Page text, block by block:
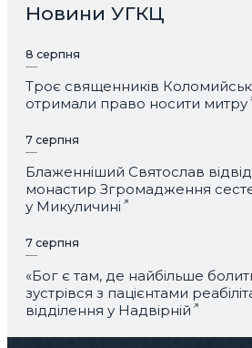
Новини УГКЦ
8 серпня
Троє священників
отримали право носити митру
7 серпня
Блаженніший Святослав
монастир Згромадження
у Микуличині
7 серпня
«Бог є там, де найбільше
зустрівся з пацієнтами
відділення у Надвірній